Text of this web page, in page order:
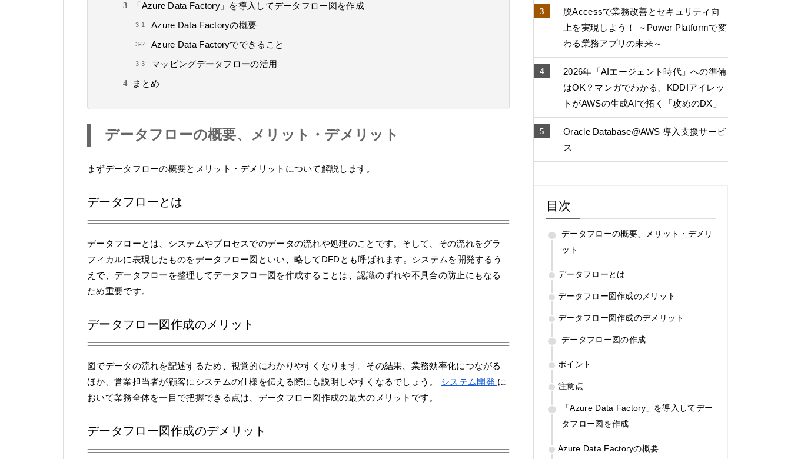
「Azure Data Factory」を導入してデータフロー図を作成
Azure Data Factoryの概要
Azure Data Factoryでできること
マッピングデータフローの活用
まとめ
データフローの概要、メリット・デメリット
まずデータフローの概要とメリット・デメリットについて解説します。
データフローとは
データフローとは、システムやプロセスでのデータの流れや処理のことです。そして、その流れをグラ
フィカルに表現したものをデータフロー図といい、略してDFDとも呼ばれます。システムを開発するう
えで、データフローを整理してデータフロー図を作成することは、認識のずれや不具合の防止にもなる
ため重要です。
データフロー図作成のメリット
図でデータの流れを記述するため、視覚的にわかりやすくなります。その結果、業務効率化につながる
ほか、営業担当者が顧客にシステムの仕様を伝える際にも説明しやすくなるでしょう。 システム開発 に
おいて業務全体を一目で把握できる点は、データフロー図作成の最大のメリットです。
データフロー図作成のデメリット
脱Accessで業務改善とセキュリティ向
上を実現しよう！ ～Power Platformで変
わる業務アプリの未来～
2026年「AIエージェント時代」への準備
はOK？マンガでわかる、KDDIアイレッ
トがAWSの生成AIで拓く「攻めのDX」
Oracle Database@AWS 導入支援サービ
ス
目次
データフローの概要、メリット・デメリ
ット
データフローとは
データフロー図作成のメリット
データフロー図作成のデメリット
データフロー図の作成
ポイント
注意点
「Azure Data Factory」を導入してデー
タフロー図を作成
Azure Data Factoryの概要